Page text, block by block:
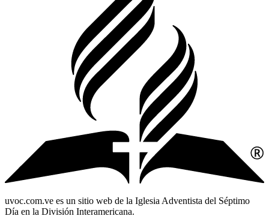
uvoc.com.ve es un sitio web de la Iglesia Adventista del Séptimo
Día en la División Interamericana.